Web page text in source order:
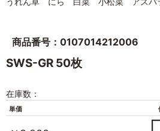
商品番号：0107014212006
SWS-GR 50枚
在庫数：
単価